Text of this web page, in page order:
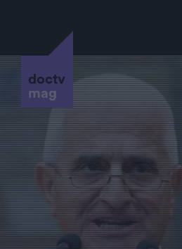
doctv
mag